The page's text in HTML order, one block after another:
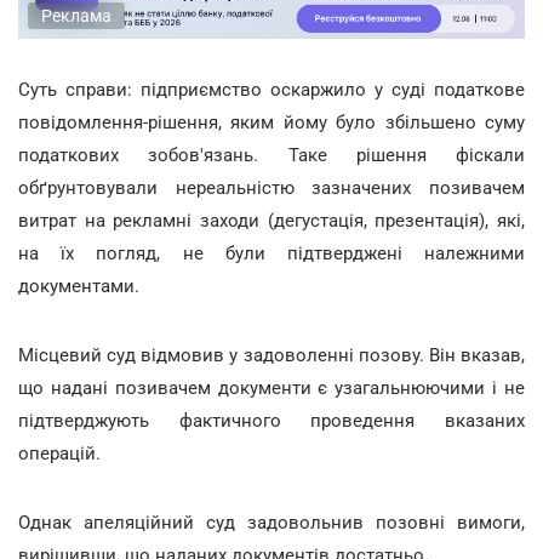
Реклама
Суть справи: підприємство оскаржило у суді податкове
повідомлення-рішення, яким йому було збільшено суму
податкових зобов'язань. Таке рішення фіскали
обґрунтовували нереальністю зазначених позивачем
витрат на рекламні заходи (дегустація, презентація), які,
на їх погляд, не були підтверджені належними
документами.
Місцевий суд відмовив у задоволенні позову. Він вказав,
що надані позивачем документи є узагальнюючими і не
підтверджують фактичного проведення вказаних
операцій.
Однак апеляційний суд задовольнив позовні вимоги,